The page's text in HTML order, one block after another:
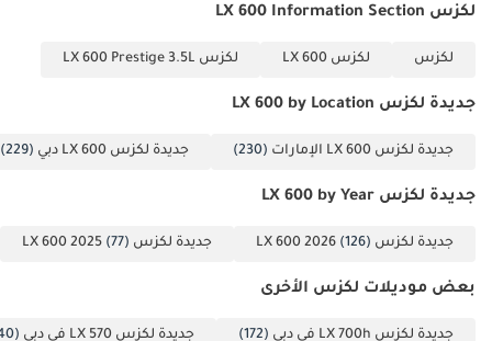
لكزس LX 600 Information Section
لكزس لكزس LX 600 لكزس LX 600 Prestige 3.5L
جديدة لكزس LX 600 by Location
جديدة لكزس LX 600 الإمارات (230) جديدة لكزس LX 600 دبي (229)
جديدة لكزس LX 600 by Year
جديدة لكزس LX 600 2026 (126) جديدة لكزس LX 600 2025 (77)
بعض موديلات لكزس الأخرى
جديدة لكزس LX 700h في دبي (172) جديدة لكزس LX 570 في دبي (40)